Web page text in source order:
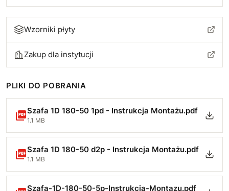
Wzorniki płyty
Zakup dla instytucji
PLIKI DO POBRANIA
Szafa 1D 180-50 1pd - Instrukcja Montażu.pdf
1.1 MB
Szafa 1D 180-50 d2p - Instrukcja Montażu.pdf
1.1 MB
Szafa-1D-180-50-5p-Instrukcja-Montazu.pdf